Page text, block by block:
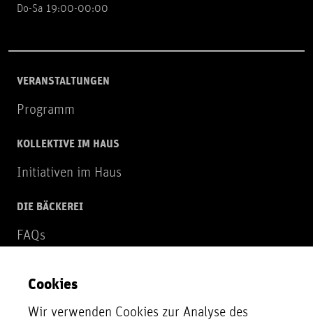
Do-Sa 19:00-00:00
VERANSTALTUNGEN
Programm
KOLLEKTIVE IM HAUS
Initiativen im Haus
DIE BÄCKEREI
FAQs
NEWSLETTER
Zur Newsletter Anmeldung
Cookies
Wir verwenden Cookies zur Analyse des